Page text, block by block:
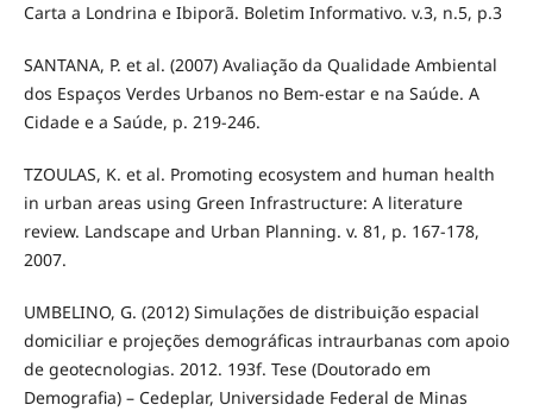
Carta a Londrina e Ibiporã. Boletim Informativo. v.3, n.5, p.3
SANTANA, P. et al. (2007) Avaliação da Qualidade Ambiental
dos Espaços Verdes Urbanos no Bem-estar e na Saúde. A
Cidade e a Saúde, p. 219-246.
TZOULAS, K. et al. Promoting ecosystem and human health
in urban areas using Green Infrastructure: A literature
review. Landscape and Urban Planning. v. 81, p. 167-178,
2007.
UMBELINO, G. (2012) Simulações de distribuição espacial
domiciliar e projeções demográficas intraurbanas com apoio
de geotecnologias. 2012. 193f. Tese (Doutorado em
Demografia) – Cedeplar, Universidade Federal de Minas